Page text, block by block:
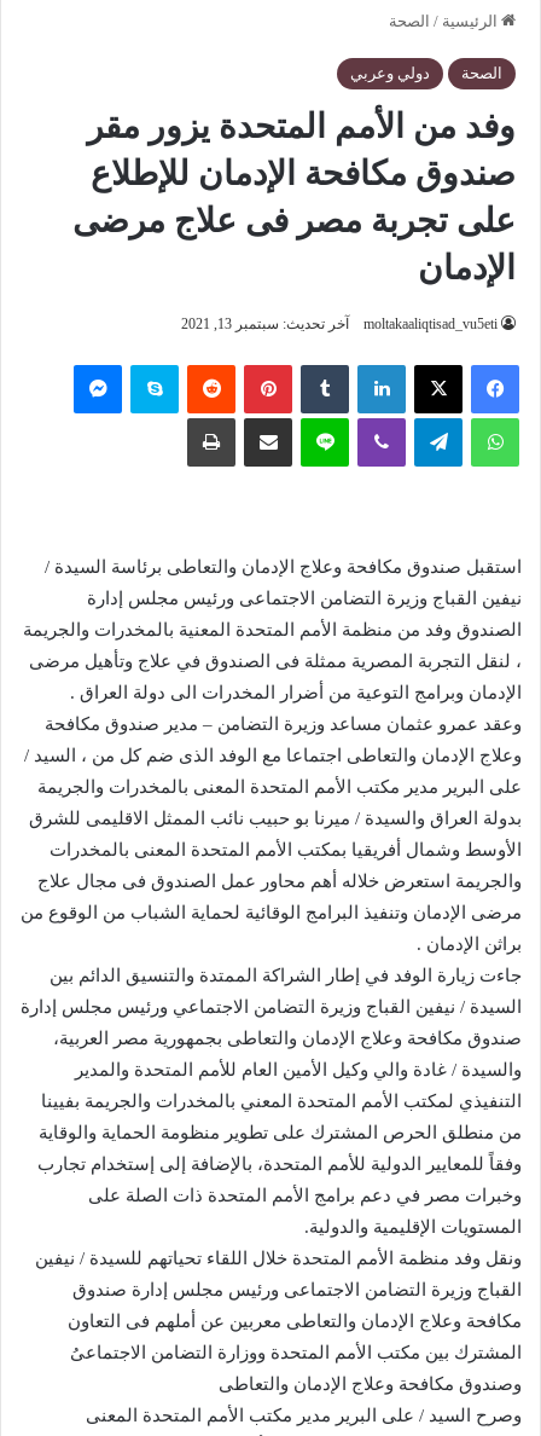
الرئيسية / الصحة
الصحة دولي وعربي
وفد من الأمم المتحدة يزور مقر
صندوق مكافحة الإدمان للإطلاع
على تجربة مصر فى علاج مرضى
الإدمان
moltakaaliqtisad_vu5eti آخر تحديث: سبتمبر 13, 2021
فيسبوك ‫X لينكدإن بينتيريست سكايب
واتساب تيلقرام لاين
استقبل صندوق مكافحة وعلاج الإدمان والتعاطى برئاسة السيدة /
نيفين القباج وزيرة التضامن الاجتماعى ورئيس مجلس إدارة
الصندوق وفد من منظمة الأمم المتحدة المعنية بالمخدرات والجريمة
، لنقل التجربة المصرية ممثلة فى الصندوق في علاج وتأهيل مرضى
الإدمان وبرامج التوعية من أضرار المخدرات الى دولة العراق .
وعقد عمرو عثمان مساعد وزيرة التضامن – مدير صندوق مكافحة
وعلاج الإدمان والتعاطى اجتماعا مع الوفد الذى ضم كل من ، السيد /
على البرير مدير مكتب الأمم المتحدة المعنى بالمخدرات والجريمة
بدولة العراق والسيدة / ميرنا بو حبيب نائب الممثل الاقليمى للشرق
الأوسط وشمال أفريقيا بمكتب الأمم المتحدة المعنى بالمخدرات
والجريمة استعرض خلاله أهم محاور عمل الصندوق فى مجال علاج
مرضى الإدمان وتنفيذ البرامج الوقائية لحماية الشباب من الوقوع من
براثن الإدمان .‪ ‬
جاءت زيارة الوفد في إطار الشراكة الممتدة والتنسيق الدائم بين
السيدة / نيفين القباج وزيرة التضامن الاجتماعي ورئيس مجلس إدارة
صندوق مكافحة وعلاج الإدمان والتعاطى بجمهورية مصر العربية،
والسيدة / غادة والي وكيل الأمين العام للأمم المتحدة والمدير
التنفيذي لمكتب الأمم المتحدة المعني بالمخدرات والجريمة بفيينا
من منطلق الحرص المشترك على تطوير منظومة الحماية والوقاية
وفقاً للمعايير الدولية للأمم المتحدة، بالإضافة إلى إستخدام تجارب
وخبرات مصر في دعم برامج الأمم المتحدة ذات الصلة على
المستويات الإقليمية والدولية‪.‬
ونقل وفد منظمة الأمم المتحدة خلال اللقاء تحياتهم للسيدة / نيفين
القباج وزيرة التضامن الاجتماعى ورئيس مجلس إدارة صندوق
مكافحة وعلاج الإدمان والتعاطى معربين عن أملهم فى التعاون
المشترك بين مكتب الأمم المتحدة ووزارة التضامن الاجتماعىُ
وصندوق مكافحة وعلاج الإدمان والتعاطى
وصرح السيد / على البرير مدير مكتب الأمم المتحدة المعنى